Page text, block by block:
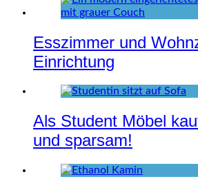
Esszimmer und
Einrichtung
Als Student Möbel
und sparsam!